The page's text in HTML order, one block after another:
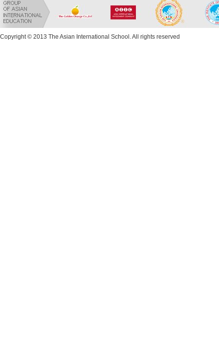
Copyright © 2013 The Asian International School. All rights reserved